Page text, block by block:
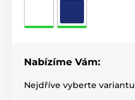
Nabízíme Vám:
Nejdříve vyberte variantu